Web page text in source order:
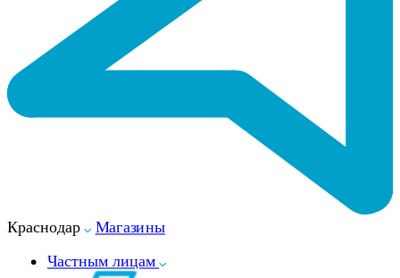
Краснодар
Магазины
Частным лицам